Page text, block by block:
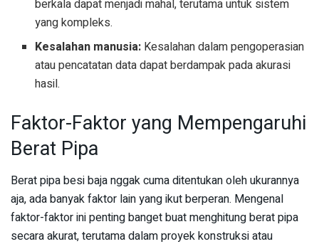
berkala dapat menjadi mahal, terutama untuk sistem
yang kompleks.
Kesalahan manusia: Kesalahan dalam pengoperasian
atau pencatatan data dapat berdampak pada akurasi
hasil.
Faktor-Faktor yang Mempengaruhi
Berat Pipa
Berat pipa besi baja nggak cuma ditentukan oleh ukurannya
aja, ada banyak faktor lain yang ikut berperan. Mengenal
faktor-faktor ini penting banget buat menghitung berat pipa
secara akurat, terutama dalam proyek konstruksi atau